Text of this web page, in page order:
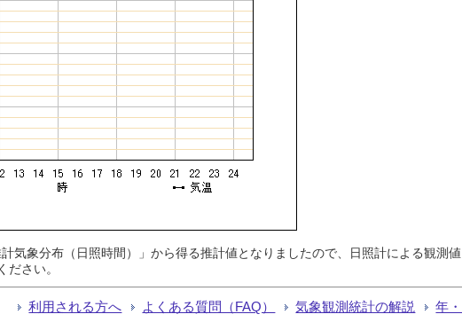
気象分布（日照時間）」から得る推計値となりましたので、日照計による観測
ださい。
利用される方へ よくある質問（FAQ） 気象観測統計の解説 年